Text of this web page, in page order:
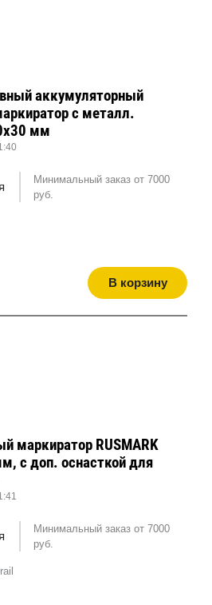
аккумуляторный
с металл.
мм
Минимальный заказ от 7000
руб.
В корзину
маркиратор RUSMARK
с доп. оснасткой для
Минимальный заказ от 7000
руб.